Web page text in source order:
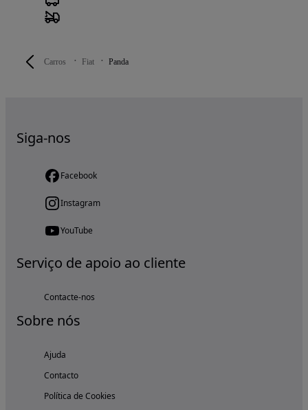
Carros Fiat Panda
Siga-nos
Facebook
Instagram
YouTube
Serviço de apoio ao cliente
Contacte-nos
Sobre nós
Ajuda
Contacto
Política de Cookies